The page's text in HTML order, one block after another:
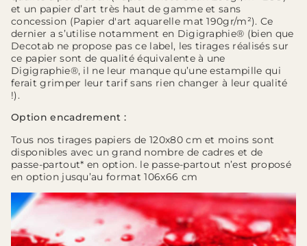
et un papier d’art très haut de gamme et sans
concession (Papier d'art aquarelle mat 190gr/m²). Ce
dernier a s’utilise notamment en Digigraphie® (bien que
Decotab ne propose pas ce label, les tirages réalisés sur
ce papier sont de qualité équivalente à une
Digigraphie®, il ne leur manque qu’une estampille qui
ferait grimper leur tarif sans rien changer à leur qualité
!).
Option encadrement :
Tous nos tirages papiers de 120x80 cm et moins sont
disponibles avec un grand nombre de cadres et de
passe-partout* en option. le passe-partout n’est proposé
en option jusqu’au format 106x66 cm